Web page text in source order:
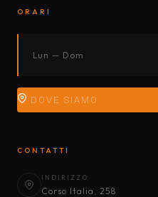
ORARI
Lun — Dom
DOVE SIAMO
CONTATTI
INDIRIZZO
Corso Italia, 258